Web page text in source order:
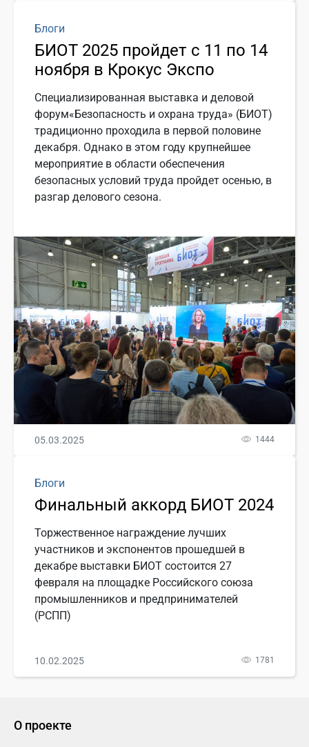
Блоги
БИОТ 2025 пройдет с 11 по 14
ноября в Крокус Экспо
Специализированная выставка и деловой
форум«Безопасность и охрана труда» (БИОТ)
традиционно проходила в первой половине
декабря. Однако в этом году крупнейшее
мероприятие в области обеспечения
безопасных условий труда пройдет осенью, в
разгар делового сезона.
05.03.2025 1444
Блоги
Финальный аккорд БИОТ 2024
Торжественное награждение лучших
участников и экспонентов прошедшей в
декабре выставки БИОТ состоится 27
февраля на площадке Российского союза
промышленников и предпринимателей
(РСПП)
10.02.2025 1781
О проекте